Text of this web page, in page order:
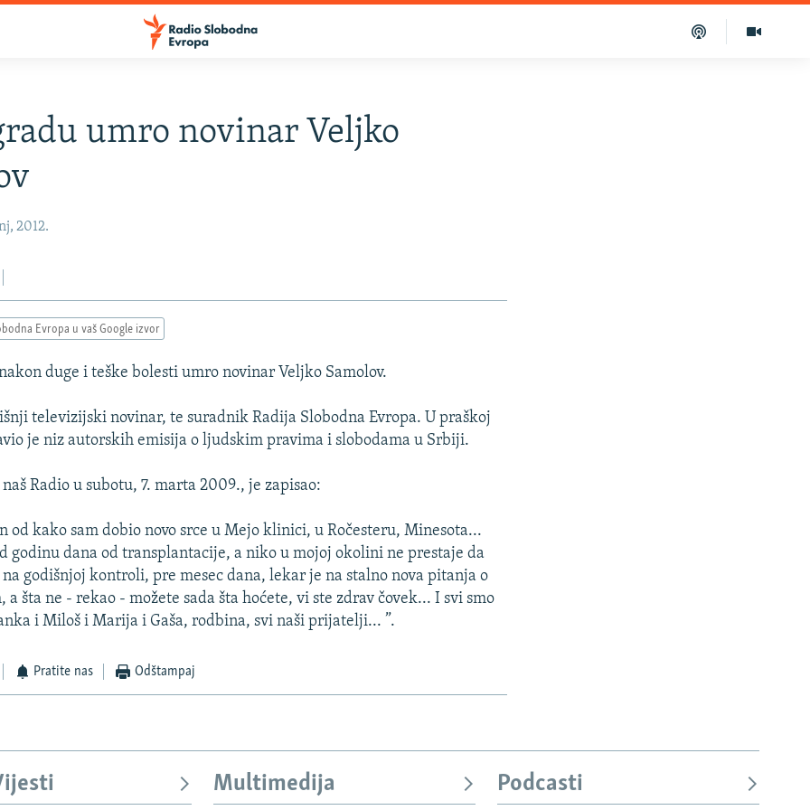
umro novinar Veljko
2012.
Evropa u vaš Google izvor
duge i teške bolesti umro novinar Veljko Samolov.
televizijski novinar, te suradnik Radija Slobodna Evropa. U praškoj
je niz autorskih emisija o ljudskim pravima i slobodama u Srbiji.
Radio u subotu, 7. marta 2009., je zapisao:
od kako sam dobio novo srce u Mejo klinici, u Ročesteru, Minesota...
godinu dana od transplantacije, a niko u mojoj okolini ne prestaje da
godišnjoj kontroli, pre mesec dana, lekar je na stalno nova pitanja o
a šta ne - rekao - možete sada šta hoćete, vi ste zdrav čovek... I svi smo
i Miloš i Marija i Gaša, rodbina, svi naši prijatelji... ”.
Pratite nas Odštampaj
Multimedija Podcasti